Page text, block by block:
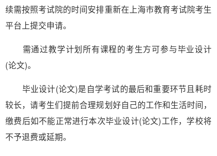
续需按照考试院的时间安排重新在上海市教育考试院考生
平台上提交申请。
需通过教学计划所有课程的考生方可参与毕业设计
(论文)。
毕业设计(论文)是自学考试的最后和重要环节且耗时
较长，请考生们提前合理规划好自己的工作和生活时间，
缴费后如不能正常进行本次毕业设计(论文)工作，学校将
不予退费或延期。